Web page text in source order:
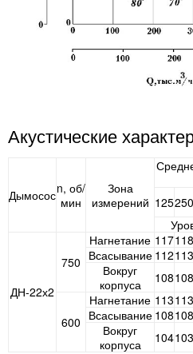
Акустические
Дымососn, об/
мин
Зона
измерений 125250
ДН-22х2
750
Нагнетание 117118
Всасывание 112113
Вокруг
корпуса
108108
600
Нагнетание 113113
Всасывание 108108
Вокруг
корпуса
104103